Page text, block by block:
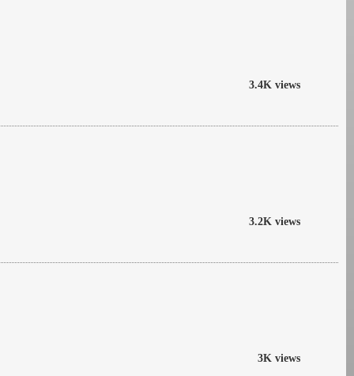
3.4K views
3.2K views
3K views